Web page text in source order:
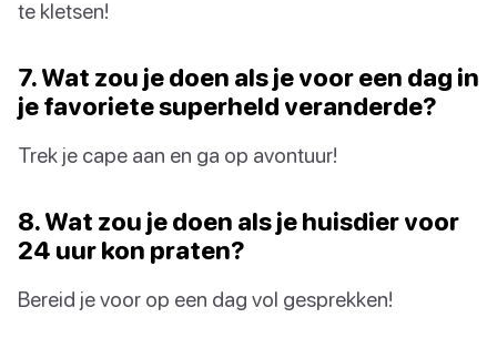
te kletsen!
7. Wat zou je doen als je voor een dag in
je favoriete superheld veranderde?
Trek je cape aan en ga op avontuur!
8. Wat zou je doen als je huisdier voor
24 uur kon praten?
Bereid je voor op een dag vol gesprekken!